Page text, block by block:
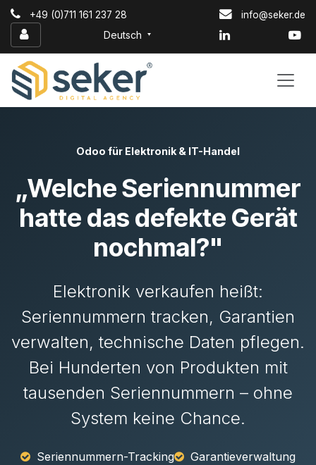
Zum Inhalt springen
+49 (0)711 161 237 28 info@seker.de
Deutsch
Odoo für Elektronik & IT-Handel
„Welche Seriennummer
hatte das defekte Gerät
nochmal?"
Elektronik verkaufen heißt:
Seriennummern tracken, Garantien
verwalten, technische Daten pflegen.
Bei Hunderten von Produkten mit
tausenden Seriennummern – ohne
System keine Chance.
Seriennummern-Tracking
Garantieverwaltung